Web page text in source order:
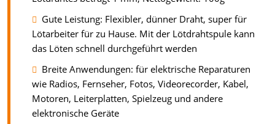
Gute Leistung: Flexibler, dünner Draht, super für
Lötarbeiter für zu Hause. Mit der Lötdrahtspule kann
das Löten schnell durchgeführt werden
Breite Anwendungen: für elektrische Reparaturen
wie Radios, Fernseher, Fotos, Videorecorder, Kabel,
Motoren, Leiterplatten, Spielzeug und andere
elektronische Geräte